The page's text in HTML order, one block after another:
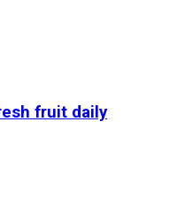
fruit daily